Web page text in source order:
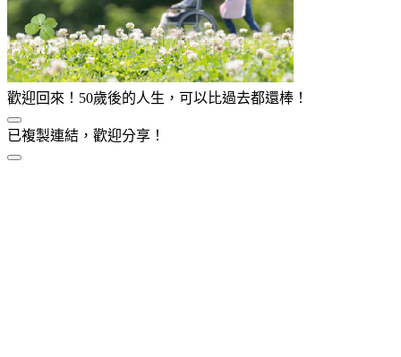
歡迎回來！50歲後的人生，可以比過去都還棒！
已複製連結，歡迎分享！